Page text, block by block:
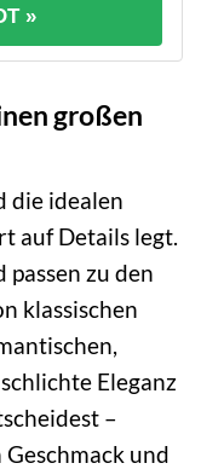
»
großen
die idealen
auf Details legt.
zu den
klassischen
Eleganz
–
und